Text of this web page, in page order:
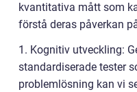
kvantitativa mått som
förstå deras påverkan
1. Kognitiv utveckling:
standardiserade tester
problemlösning kan vi